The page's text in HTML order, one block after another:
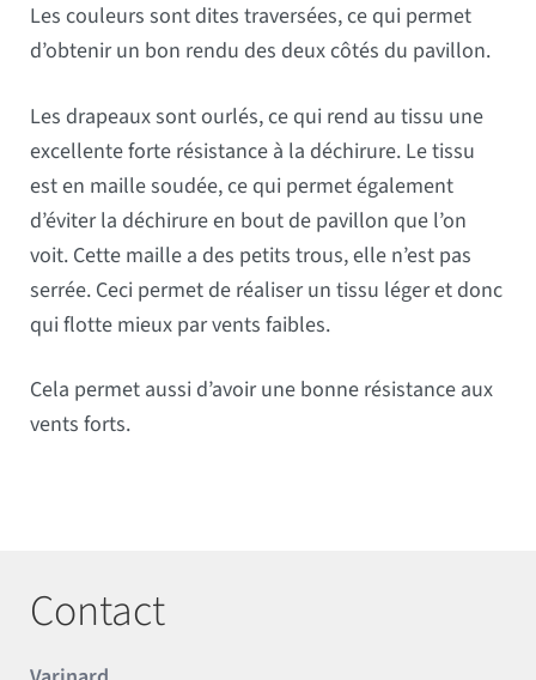
Les couleurs sont dites traversées, ce qui permet
d’obtenir un bon rendu des deux côtés du pavillon.
Les drapeaux sont ourlés, ce qui rend au tissu une
excellente forte résistance à la déchirure. Le tissu
est en maille soudée, ce qui permet également
d’éviter la déchirure en bout de pavillon que l’on
voit. Cette maille a des petits trous, elle n’est pas
serrée. Ceci permet de réaliser un tissu léger et donc
qui flotte mieux par vents faibles.
Cela permet aussi d’avoir une bonne résistance aux
vents forts.
Contact